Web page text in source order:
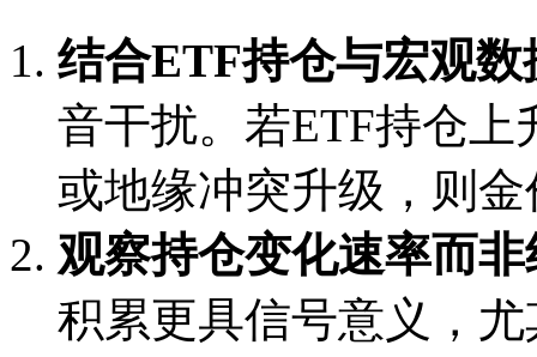
结合ETF持仓与宏观数
音干扰。若ETF持仓
或地缘冲突升级，则
观察持仓变化速率而
积累更具信号意义，